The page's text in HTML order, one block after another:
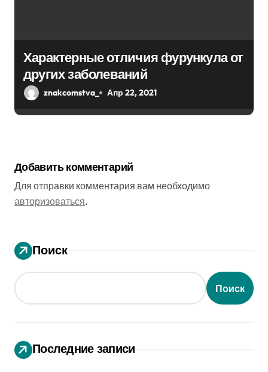
Характерные отличия фурункула от
других заболеваний
znakcomstva_ Апр 22, 2021
Добавить комментарий
Для отправки комментария вам необходимо
авторизоваться.
Поиск
Поиск
Последние записи